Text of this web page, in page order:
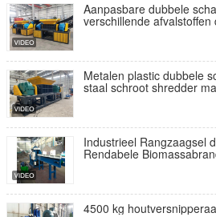
Aanpasbare dubbele
verschillende
Metalen plastic dubbele
staal schroot shredder
Industrieel Rangzaagsel
Rendabele
4500 kg